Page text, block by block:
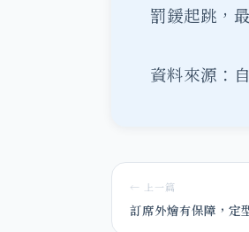
罰鍰起跳，
資料來源：
← 上一篇
訂席外燴有保障，定